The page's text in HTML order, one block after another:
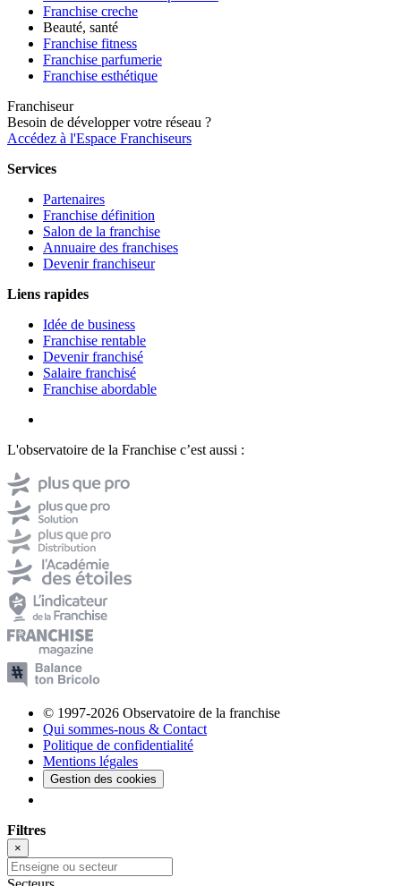
Franchise creche
Beauté, santé
Franchise fitness
Franchise parfumerie
Franchise esthétique
Franchiseur
Besoin de développer votre réseau ?
Accédez à l'Espace Franchiseurs
Services
Partenaires
Franchise définition
Salon de la franchise
Annuaire des franchises
Devenir franchiseur
Liens rapides
Idée de business
Franchise rentable
Devenir franchisé
Salaire franchisé
Franchise abordable
L'observatoire de la Franchise c’est aussi :
© 1997-2026 Observatoire de la franchise
Qui sommes-nous & Contact
Politique de confidentialité
Mentions légales
Gestion des cookies
Filtres
×